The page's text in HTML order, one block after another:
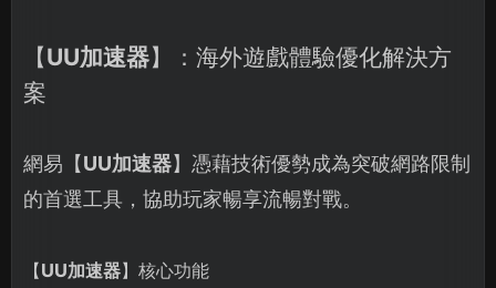
【UU加速器】：海外遊戲體驗優化解決方
案
網易【UU加速器】憑藉技術優勢成為突破網路限制
的首選工具，協助玩家暢享流暢對戰。
【UU加速器】核心功能